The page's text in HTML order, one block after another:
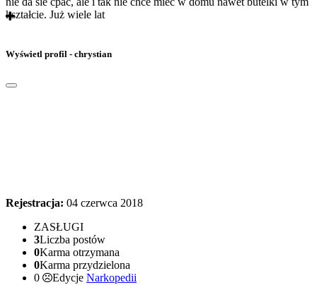
kształcie. Już wiele lat
Wyświetl profil - chrystian
Rejestracja: 04 czerwca 2018
ZASŁUGI
3Liczba postów
0Karma otrzymana
0Karma przydzielona
0
Edycje Narkopedii